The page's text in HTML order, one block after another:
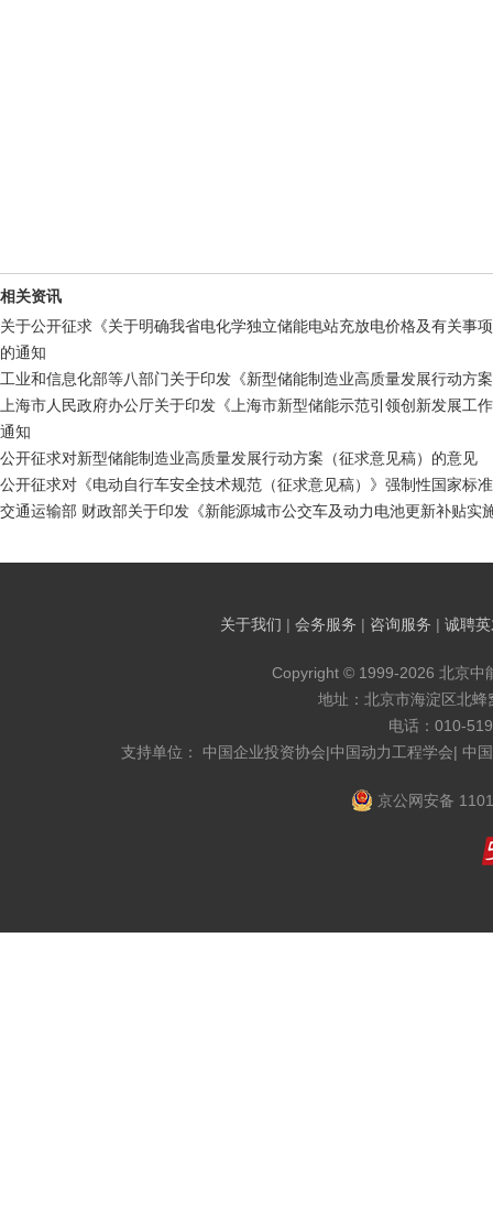
相关资讯
关于公开征求《关于明确我省电化学独立储能电站充放电价格及有关事
的通知
工业和信息化部等八部门关于印发《新型储能制造业高质量发展行动方
上海市人民政府办公厅关于印发《上海市新型储能示范引领创新发展
通知
公开征求对新型储能制造业高质量发展行动方案（征求意见稿）的意见
公开征求对《电动自行车安全技术规范（征求意见稿）》强制性国家标
交通运输部 财政部关于印发《新能源城市公交车及动力电池更新补贴实
关于我们 | 会务服务 | 咨询服务 | 诚聘
Copyright © 1999-2026 北京中
地址：北京市海淀区北
电话：010-
支持单位： 中国企业投资协会|中国动力工程学会| 中
京公网安备